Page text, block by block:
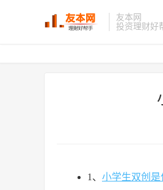
友本网
投资理财好
1、 小学生双创是